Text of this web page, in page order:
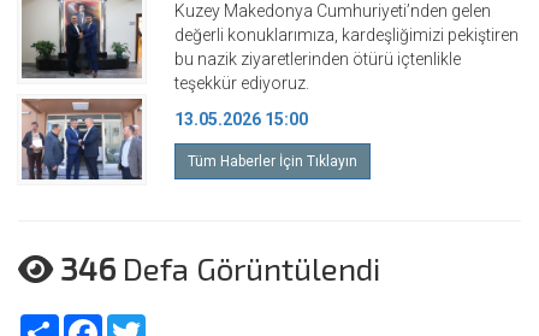
Kuzey Makedonya Cumhuriyeti’nden gelen
değerli konuklarımıza, kardeşliğimizi pekiştiren
bu nazik ziyaretlerinden ötürü içtenlikle
teşekkür ediyoruz.
13.05.2026 15:00
Tüm Haberler İçin Tıklayın
346 Defa Görüntülendi
Share Facebook